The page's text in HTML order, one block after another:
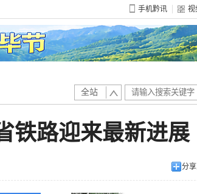
手机黔讯 视
全站
铁路迎来最新进展
分享